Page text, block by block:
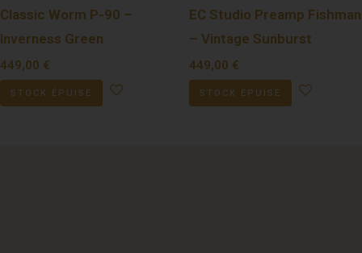
Classic Worm P-90 –
Inverness Green
449,00 €
STOCK ÉPUISÉ
EC Studio Preamp Fishman
– Vintage Sunburst
449,00 €
STOCK ÉPUISÉ